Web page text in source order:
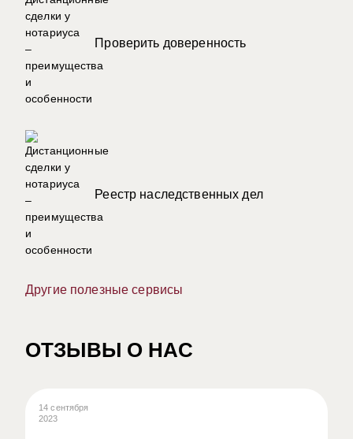
Проверить доверенность
Реестр наследственных дел
Другие полезные сервисы
ОТЗЫВЫ О НАС
14 сентября
2023